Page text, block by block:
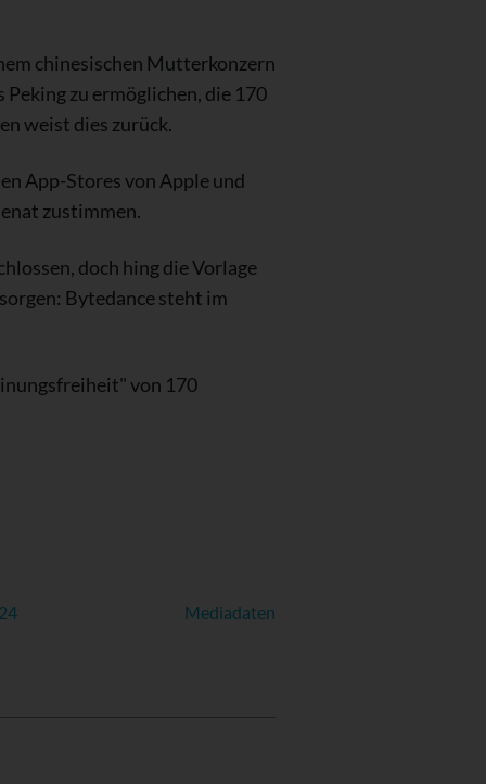
chinesischen Mutterkonzern
zu ermöglichen, die 170
weist dies zurück.
App-Stores von Apple und
zustimmen.
doch hing die Vorlage
Bytedance steht im
von 170
Mediadaten